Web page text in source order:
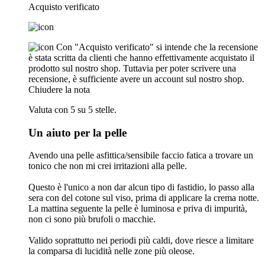
Acquisto verificato
Con "Acquisto verificato" si intende che la recensione
è stata scritta da clienti che hanno effettivamente acquistato il
prodotto sul nostro shop. Tuttavia per poter scrivere una
recensione, è sufficiente avere un account sul nostro shop.
Chiudere la nota
Valuta con 5 su 5 stelle.
Un aiuto per la pelle
Avendo una pelle asfittica/sensibile faccio fatica a trovare un
tonico che non mi crei irritazioni alla pelle.
Questo è l'unico a non dar alcun tipo di fastidio, lo passo alla
sera con del cotone sul viso, prima di applicare la crema notte.
La mattina seguente la pelle è luminosa e priva di impurità,
non ci sono più brufoli o macchie.
Valido soprattutto nei periodi più caldi, dove riesce a limitare
la comparsa di lucidità nelle zone più oleose.